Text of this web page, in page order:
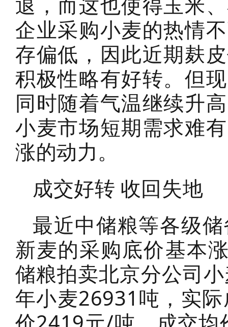
企业采购小麦的热情
存偏低，因此近期麸
积极性略有好转。但
同时随着气温继续升
小麦市场短期需求难
涨的动力。
成交好转 收回失地
最近中储粮等各级
新麦的采购底价基本
储粮拍卖北京分公司
年小麦26931吨，实